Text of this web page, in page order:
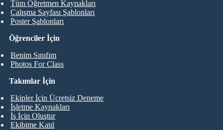
Öğrenciler İçin
Benim Sınıfım
Photos For Class
Tüm Öğretmen Kaynakları
Çalışma Sayfası Şablonları
Poster Şablonları
Takımlar İçin
Ekipler İçin Ücretsiz Deneme
İşletme Kaynakları
İş İçin Oluştur
Ekibime Katıl